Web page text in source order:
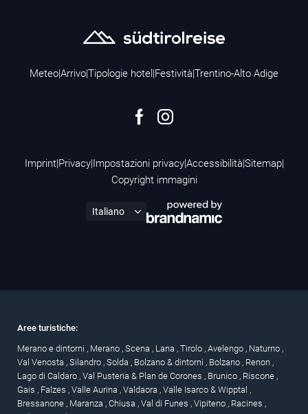
Meteo|Arrivo|Tipologie hotel |Festività|Trentino-Alto Adige
Imprint|Privacy|Impostazioni privacy|Accessibilità|Sitemap|
Copyright immagini
Aree turistiche:
Merano e dintorni , Merano , Scena , Lana , Tirolo , Avelengo , Naturno ,
Val Venosta , Silandro , Solda , Bolzano & dintorni , Bolzano , Renon ,
Lago di Caldaro , Val Pusteria & Plan de Corones , Brunico , Riscone ,
Gais , Falzes , Valle Aurina , Valdaora , Valle Isarco & Wipptal ,
Bressanone , Maranza , Chiusa , Val di Funes , Vipiteno , Racines ,